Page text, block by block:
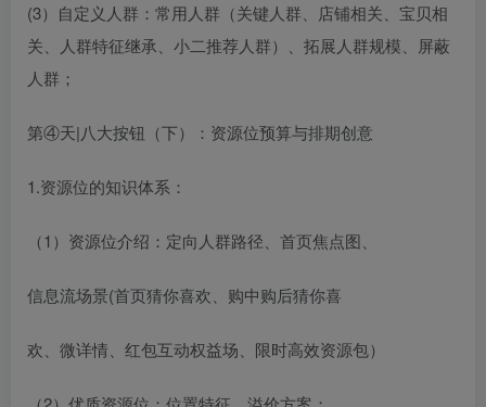
(3）自定义人群：常用人群（关键人群、店铺相关、宝贝相
关、人群特征继承、小二推荐人群）、拓展人群规模、屏蔽
人群；
第④天|八大按钮（下）：资源位预算与排期创意
1.资源位的知识体系：
（1）资源位介绍：定向人群路径、首页焦点图、
信息流场景(首页猜你喜欢、购中购后猜你喜
欢、微详情、红包互动权益场、限时高效资源包）